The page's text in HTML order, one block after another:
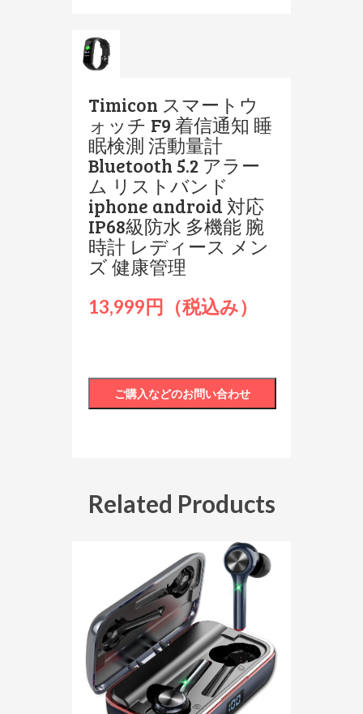
Timicon スマートウ
ォッチ F9 着信通知 睡
眠検測 活動量計
Bluetooth 5.2 アラー
ム リストバンド
iphone android 対応
IP68級防水 多機能 腕
時計 レディース メン
ズ 健康管理
13,999円（税込み）
Related Products